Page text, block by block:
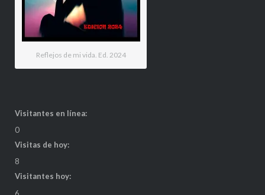
Reflejos de mi vida. Ed. 2024
Visitantes en línea:
0
Visitas de hoy:
8
Visitantes hoy:
6